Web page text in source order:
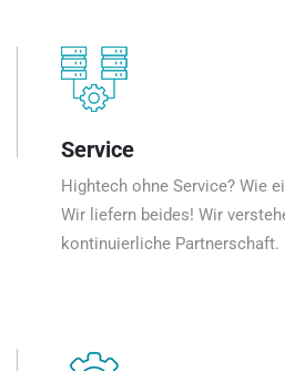
Service
Hightech ohne Service? Wie
Wir liefern beides! Wir
kontinuierliche Partnerschaft.